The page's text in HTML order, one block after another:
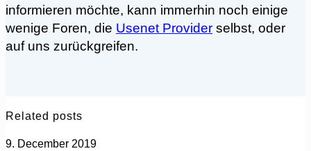
informieren möchte, kann immerhin noch einige
wenige Foren, die Usenet Provider selbst, oder
auf uns zurückgreifen.
Related posts
9. December 2019